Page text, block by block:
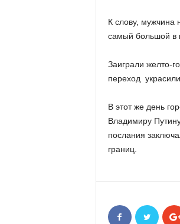
К слову, мужчина
самый большой в
Заиграли желто-
переход
В этот же день
Владимиру
послания
границ.